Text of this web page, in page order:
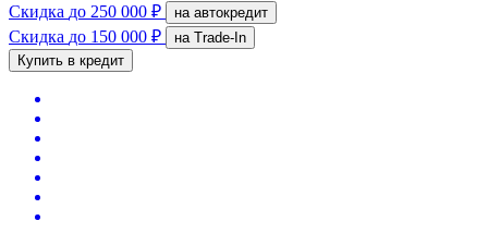
Скидка до 250 000 ₽ на автокредит
Скидка до 150 000 ₽
на Trade-In
Купить в кредит